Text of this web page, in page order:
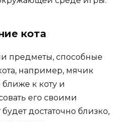
кота
предметы, способные
например, мячик
к коту и
его своими
достаточно близко,